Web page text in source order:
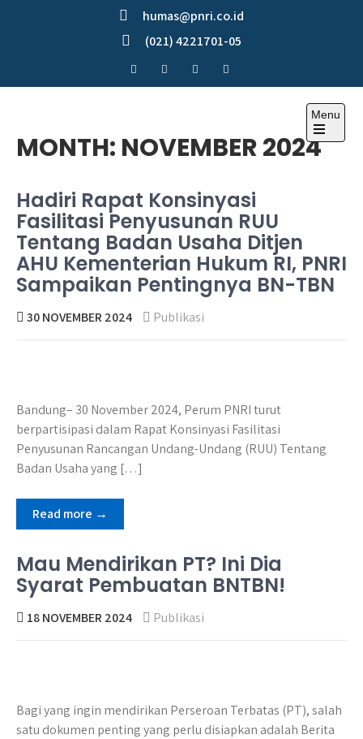
humas@pnri.co.id
(021) 4221701-05
Menu
MONTH: NOVEMBER 2024
Hadiri Rapat Konsinyasi
Fasilitasi Penyusunan RUU
Tentang Badan Usaha Ditjen
AHU Kementerian Hukum RI, PNRI
Sampaikan Pentingnya BN-TBN
30 NOVEMBER 2024 Publikasi
Bandung– 30 November 2024, Perum PNRI turut
berpartisipasi dalam Rapat Konsinyasi Fasilitasi
Penyusunan Rancangan Undang-Undang (RUU) Tentang
Badan Usaha yang […]
Read more →
Mau Mendirikan PT? Ini Dia
Syarat Pembuatan BNTBN!
18 NOVEMBER 2024 Publikasi
Bagi yang ingin mendirikan Perseroan Terbatas (PT), salah
satu dokumen penting yang perlu disiapkan adalah Berita